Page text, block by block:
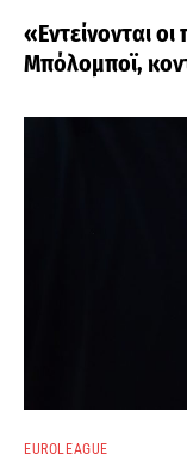
«Εντείνονται
Μπόλομποϊ,
EUROLEAGUE